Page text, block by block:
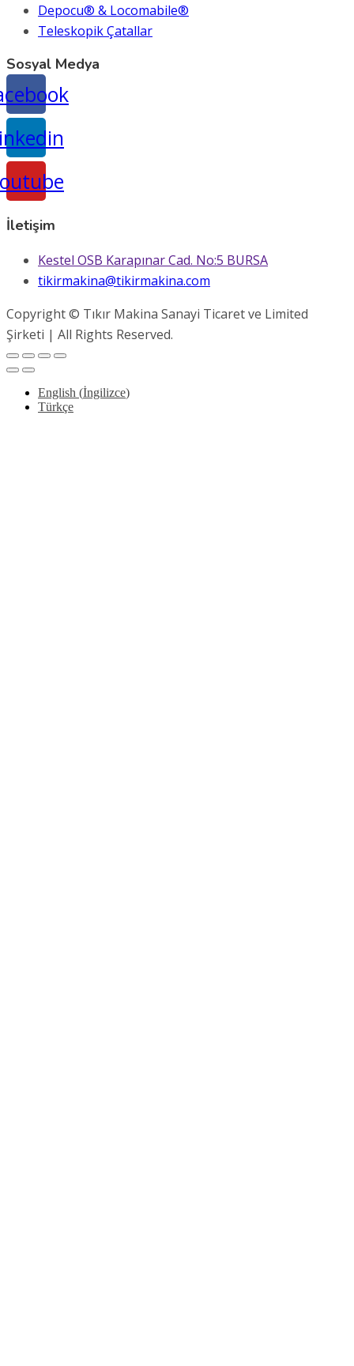
Depocu® & Locomabile®
Teleskopik Çatallar
Sosyal Medya
İletişim
Kestel OSB Karapınar Cad. No:5 BURSA
tikirmakina@tikirmakina.com
Copyright © Tıkır Makina Sanayi Ticaret ve Limited
Şirketi | All Rights Reserved.
English (İngilizce)
Türkçe